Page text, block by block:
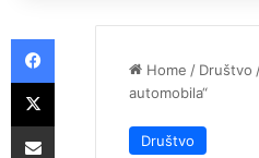
Home / Društvo
automobila“
Društvo
Facebook
X
Share via Email